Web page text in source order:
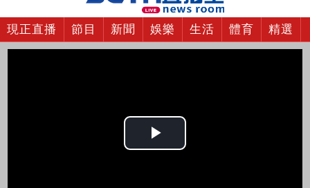
現正直播 節目 新聞 娛樂 生活 體育 精選
Play